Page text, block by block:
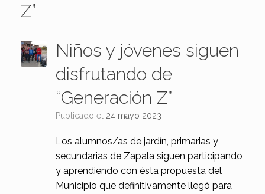
Z”
Niños y jóvenes siguen
disfrutando de
“Generación Z”
Publicado el 24 mayo 2023
Los alumnos/as de jardín, primarias y
secundarias de Zapala siguen participando
y aprendiendo con ésta propuesta del
Municipio que definitivamente llegó para